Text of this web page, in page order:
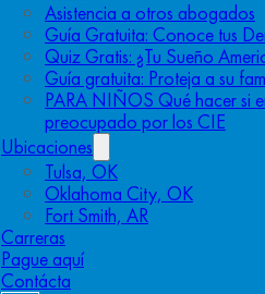
Asistencia a otros abogados
Guía Gratuita: Conoce tus
Quiz Gratis: ¿Tu Sueño
Guía gratuita: Proteja a su
PARA NIÑOS Qué hacer si
preocupado por los CIE
Ubicaciones
Tulsa, OK
Oklahoma City, OK
Fort Smith, AR
Carreras
Pague aquí
Contácta